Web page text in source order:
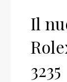
Il
3235